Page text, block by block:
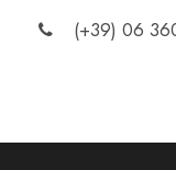
(+39) 06